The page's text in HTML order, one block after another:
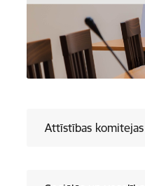
Attīstības